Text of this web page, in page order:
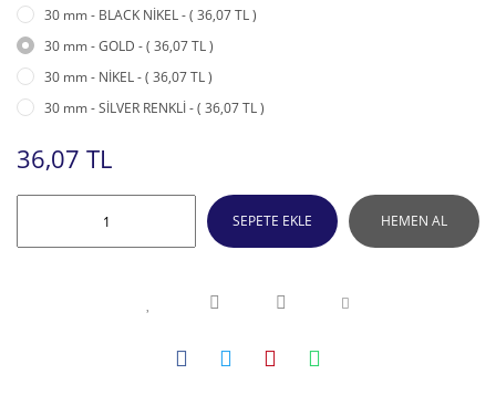
30 mm - BLACK NİKEL - ( 36,07 TL )
30 mm - GOLD - ( 36,07 TL )
30 mm - NİKEL - ( 36,07 TL )
30 mm - SİLVER RENKLİ - ( 36,07 TL )
36,07 TL
SEPETE EKLE HEMEN AL